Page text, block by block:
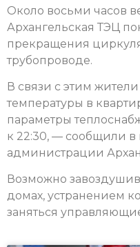
Около восьми часов
Архангельская ТЭЦ
прекращения
трубопроводе.
В связи с этим
температуры в
параметры
к 22:30, — сообщили в
администрации
Возможно
домах, устранением
заняться